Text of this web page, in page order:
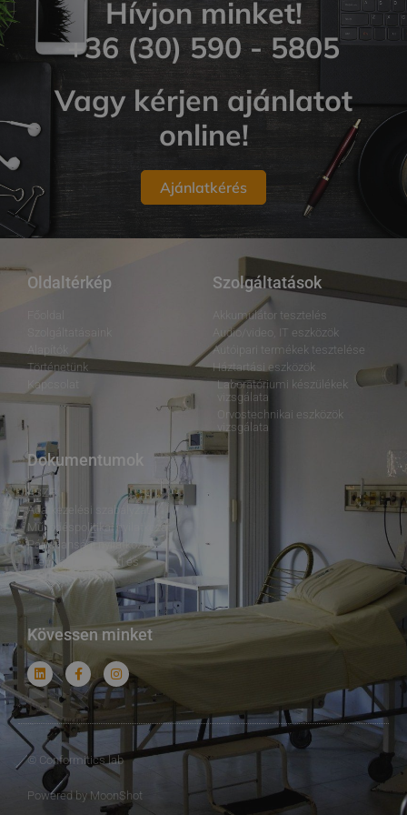
Hívjon minket!
+36 (30) 590 - 5805
Vagy kérjen ajánlatot
online!
Ajánlatkérés
Oldaltérkép
Történetünk
Kapcsolat
Szolgáltatások
Akkumulátor tesztelés
Audio/video, IT eszközök
Autóipari termékek tesztelése
Háztartási eszközök
Laboratóriumi készülékek
vizsgálata
Orvostechnikai eszközök
vizsgálata
Dokumentumok
ÁSZF
Adatkezelési szabályzat
Működéspolitikai nyilatkozat
Pártatlansági nyilatkozat
Termék Vizsgálati és
Tanúsítási Rend
Kövessen minket
© Conformitics lab
Powered by MoonShot